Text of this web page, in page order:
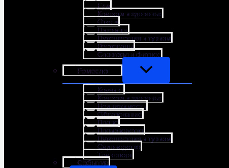
Еда
Красота и здоровье
Отели
Питомцы
Путешествия и туризм
Рестораны
Спортзал и фитнес
Ремесло
Коучинг
Красота и здоровье
Недвижимость
Образование
Право
Производство
Путешествия и туризм
Садоводство
Транспорт
События